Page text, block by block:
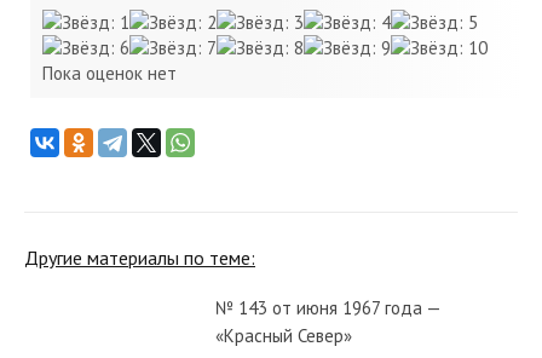
Пока оценок нет
Другие материалы по теме:
№ 143 от июня 1967 года —
«Красный Север»